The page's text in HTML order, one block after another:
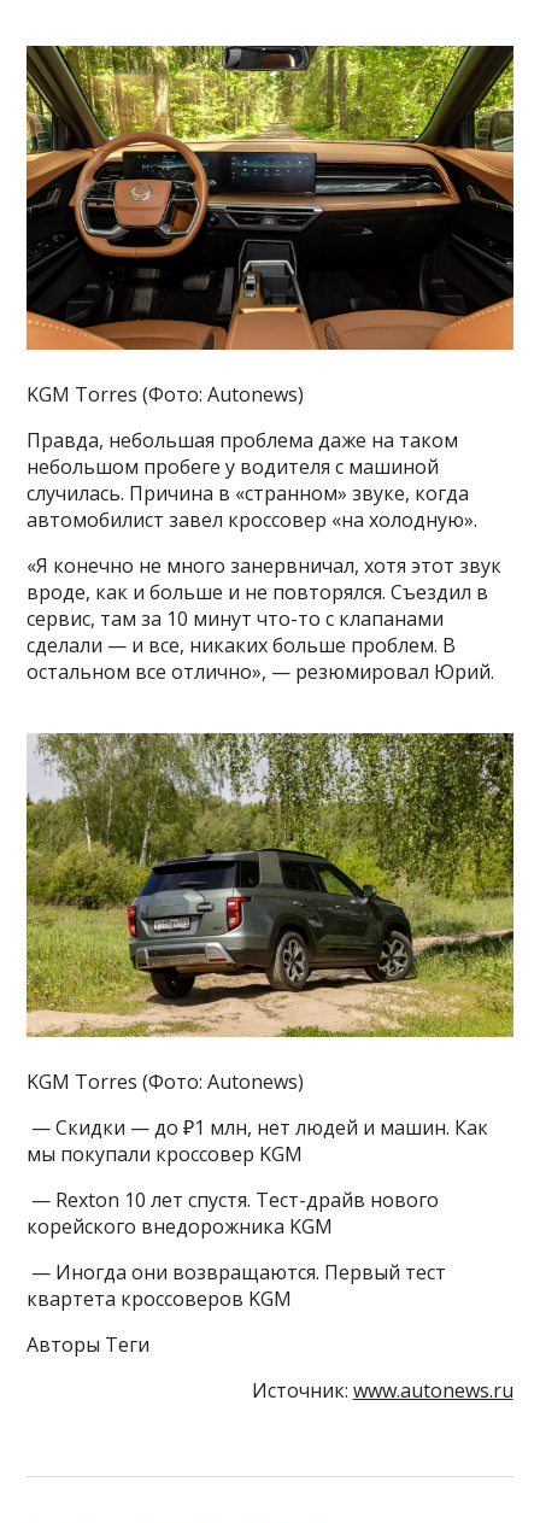
KGM Torres (Фото: Autonews)
Правда, небольшая проблема даже на таком
небольшом пробеге у водителя с машиной
случилась. Причина в «странном» звуке, когда
автомобилист завел кроссовер «на холодную».
«Я конечно не много занервничал, хотя этот звук
вроде, как и больше и не повторялся. Съездил в
сервис, там за 10 минут что-то с клапанами
сделали — и все, никаких больше проблем. В
остальном все отлично», — резюмировал Юрий.
KGM Torres (Фото: Autonews)
— Скидки — до ₽1 млн, нет людей и машин. Как
мы покупали кроссовер KGM
— Rexton 10 лет спустя. Тест-драйв нового
корейского внедорожника KGM
— Иногда они возвращаются. Первый тест
квартета кроссоверов KGM
Авторы Теги
Источник: www.autonews.ru